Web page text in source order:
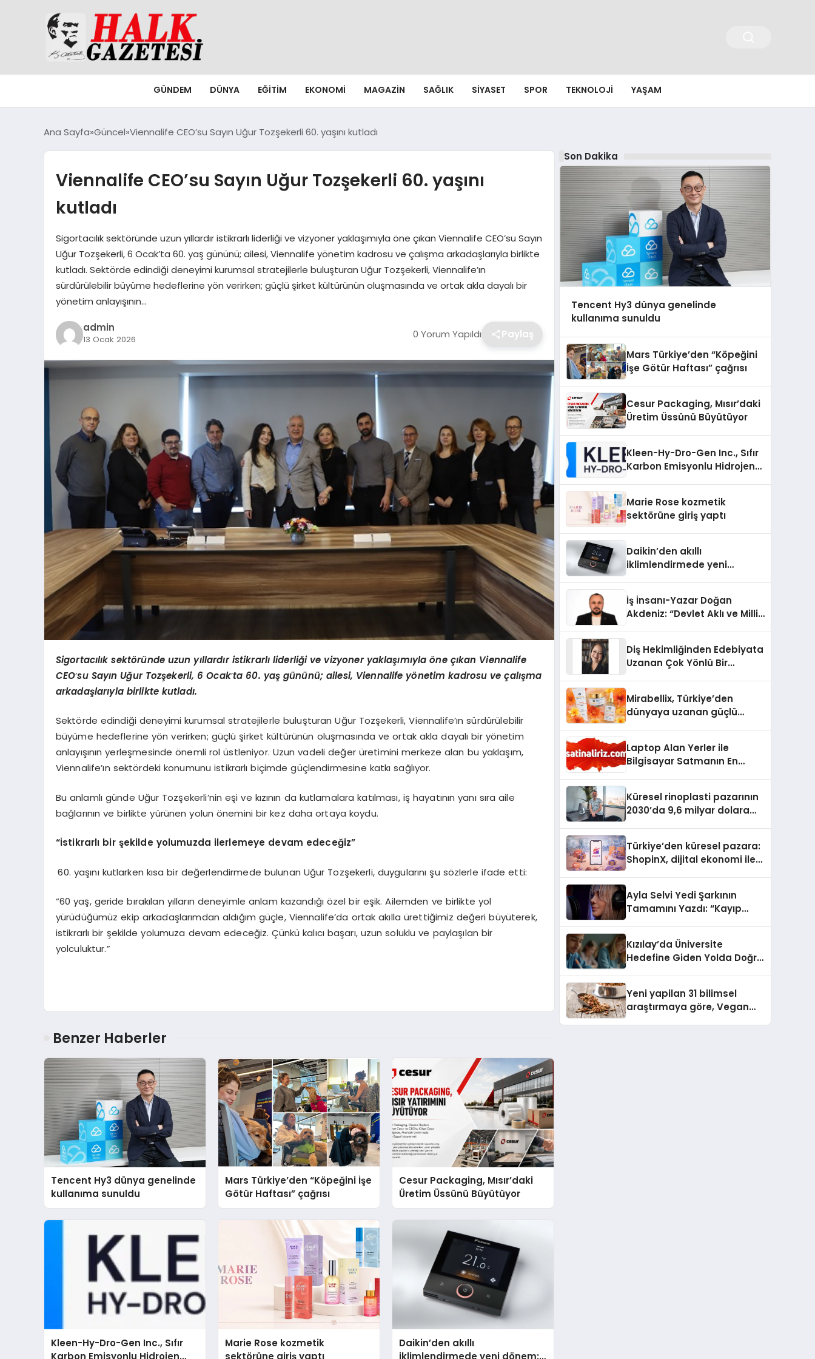
GÜNDEM DÜNYA EĞITIM EKONOMI MAGAZIN SAĞLIK SIYASET SPOR TEKNOLOJI YAŞAM
Ana Sayfa Güncel Viennalife CEO’su Sayın Uğur Tozşekerli 60. yaşını kutladı
Viennalife CEO’su Sayın Uğur Tozşekerli 60. yaşını
kutladı
Sigortacılık sektöründe uzun yıllardır istikrarlı liderliği ve vizyoner yaklaşımıyla öne çıkan Viennalife CEO’su Sayın
Uğur Tozşekerli, 6 Ocak’ta 60. yaş gününü; ailesi, Viennalife yönetim kadrosu ve çalışma arkadaşlarıyla birlikte
kutladı. Sektörde edindiği deneyimi kurumsal stratejilerle buluşturan Uğur Tozşekerli, Viennalife’ın
sürdürülebilir büyüme hedeflerine yön verirken; güçlü şirket kültürünün oluşmasında ve ortak akla dayalı bir
yönetim anlayışının…
admin
13 Ocak 2026 0 Yorum Yapıldı Paylaş
Sigortacılık sektöründe uzun yıllardır istikrarlı liderliği ve vizyoner yaklaşımıylaöne çıkan Viennalife
CEO’su Sayın Uğur Tozşekerli, 6 Ocak’ta 60. yaş gününü; ailesi, Viennalife yönetim kadrosu ve çalışma
arkadaşlarıyla birlikte kutladı.
Sektörde edindiği deneyimi kurumsal stratejilerle buluşturan Uğur Tozşekerli, Viennalife’ın sürdürülebilir
büyüme hedeflerine yön verirken; güçlü şirket kültürünün oluşmasında ve ortak akla dayalı bir yönetim
anlayışının yerleşmesinde önemli rol üstleniyor. Uzun vadeli değer üretimini merkeze alan bu yaklaşım,
Viennalife’ın sektördeki konumunu istikrarlı biçimde güçlendirmesine katkı sağlıyor.
Bu anlamlı günde Uğur Tozşekerli’nin eşi ve kızının da kutlamalara katılması, iş hayatının yanı sıra aile
bağlarının ve birlikte yürünen yolun önemini bir kez daha ortaya koydu.
“İstikrarlı bir şekilde yolumuzda ilerlemeye devam edeceğiz”
yaşını kutlarken kısa bir değerlendirmede bulunan Uğur Tozşekerli, duygularını şu sözlerle ifade etti:
“60 yaş, geride bırakılan yılların deneyimle anlam kazandığı özel bir eşik. Ailemden ve birlikte yol
yürüdüğümüz ekip arkadaşlarımdan aldığım güçle, Viennalife’da ortak akılla ürettiğimiz değeri büyüterek,
istikrarlı bir şekilde yolumuza devam edeceğiz. Çünkü kalıcı başarı, uzun soluklu ve paylaşılan bir
yolculuktur.”
Benzer Haberler
Tencent Hy3 dünya genelinde
kullanıma sunuldu
Mars Türkiye’den “Köpeğini İşe
Götür Haftası” çağrısı
Cesur Packaging, Mısır’daki
Üretim Üssünü Büyütüyor
Kleen-Hy-Dro-Gen Inc., Sıfır
Karbon Emisyonlu Hidrojen
Marie Rose kozmetik
sektörüne giriş yaptı
Daikin’den akıllı
iklimlendirmede yeni dönem:
Son Dakika
Tencent Hy3 dünya genelinde
kullanıma sunuldu
Mars Türkiye’den “Köpeğini
İşe Götür Haftası” çağrısı
Cesur Packaging, Mısır’daki
Üretim Üssünü Büyütüyor
Kleen-Hy-Dro-Gen Inc., Sıfır
Karbon Emisyonlu Hidrojen
Aldı
Marie Rose kozmetik
sektörüne giriş yaptı
Daikin’den akıllı
iklimlendirmede yeni
İş İnsanı-Yazar Doğan
Akdeniz: “Devlet Aklı ve Milli
Diş Hekimliğinden Edebiyata
Uzanan Çok Yönlü Bir
Mirabellix, Türkiye’den
dünyaya uzanan güçlü
Laptop Alan Yerler ile
Bilgisayar Satmanın En
Küresel rinoplasti pazarının
2030’da 9,6 milyar dolara
Türkiye’den küresel pazara:
ShopinX, dijital ekonomi ile
Ayla Selvi Yedi Şarkının
Tamamını Yazdı: “Kayıp
Kızılay’da Üniversite
Hedefine Giden Yolda Doğru
Yeni yapilan 31 bilimsel
araştırmaya göre, Vegan